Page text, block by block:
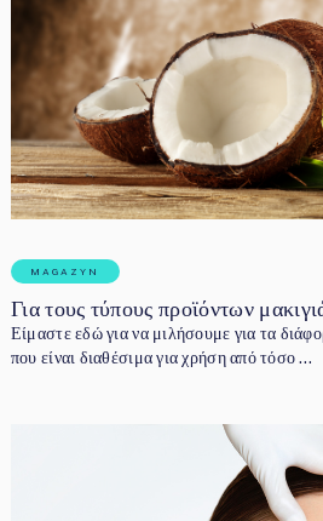
MAGAZYN
Για τους τύπους προϊόντων
Είμαστε εδώ για να μιλήσουμε για τα
που είναι διαθέσιμα για χρήση από τόσο …